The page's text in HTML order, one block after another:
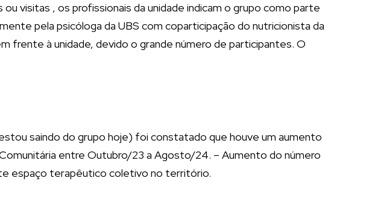
visitas , os profissionais da unidade indicam o grupo como parte
pela psicóloga da UBS com coparticipação do nutricionista da
frente à unidade, devido o grande número de participantes. O
saindo do grupo hoje) foi constatado que houve um aumento
entre Outubro/23 a Agosto/24. – Aumento do número
espaço terapêutico coletivo no território.